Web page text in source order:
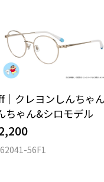
｜クレヨンしんち
ちゃん&シロモデル
56F1